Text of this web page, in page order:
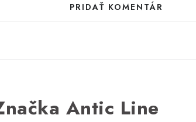
PRIDAŤ KOMENTÁR
Antic Line